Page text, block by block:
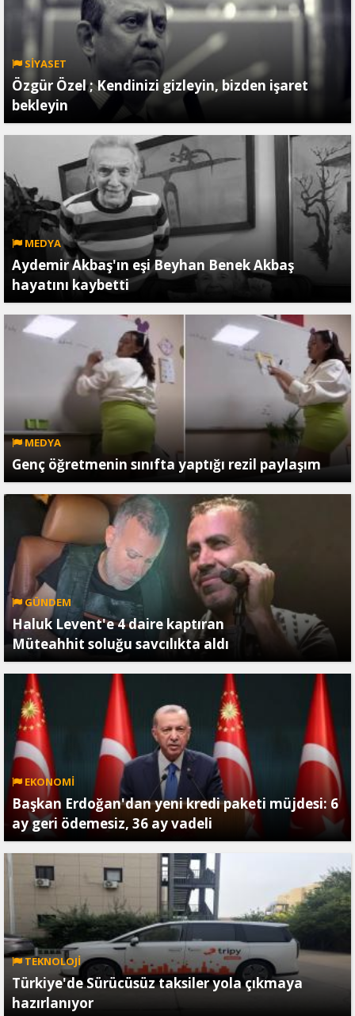
SİYASET
Özgür Özel ; Kendinizi gizleyin, bizden işaret
bekleyin
MEDYA
Aydemir Akbaş'ın eşi Beyhan Benek Akbaş
hayatını kaybetti
MEDYA
Genç öğretmenin sınıfta yaptığı rezil paylaşım
GÜNDEM
Haluk Levent'e 4 daire kaptıran
Müteahhit soluğu savcılıkta aldı
EKONOMİ
Başkan Erdoğan'dan yeni kredi paketi müjdesi: 6
ay geri ödemesiz, 36 ay vadeli
TEKNOLOJİ
Türkiye'de Sürücüsüz taksiler yola çıkmaya
hazırlanıyor